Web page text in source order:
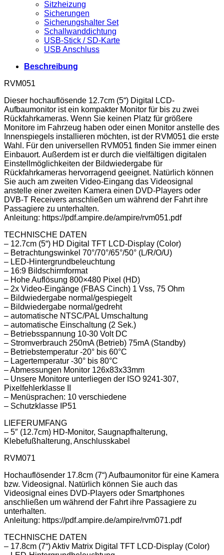
Sitzheizung
Sicherungen
Sicherungshalter Set
Schallwanddichtung
USB-Stick / SD-Karte
USB Anschluss
Beschreibung
RVM051
Dieser hochauflösende 12.7cm (5“) Digital LCD-
Aufbaumonitor ist ein kompakter Monitor für bis zu zwei
Rückfahrkameras. Wenn Sie keinen Platz für größere
Monitore im Fahrzeug haben oder einen Monitor anstelle des
Innenspiegels installieren möchten, ist der RVM051 die erste
Wahl. Für den universellen RVM051 finden Sie immer einen
Einbauort. Außerdem ist er durch die vielfältigen digitalen
Einstellmöglichkeiten der Bildwiedergabe für
Rückfahrkameras hervorragend geeignet. Natürlich können
Sie auch am zweiten Video-Eingang das Videosignal
anstelle einer zweiten Kamera einen DVD-Players oder
DVB-T Receivers anschließen um während der Fahrt ihre
Passagiere zu unterhalten.
Anleitung: https://pdf.ampire.de/ampire/rvm051.pdf
TECHNISCHE DATEN
– 12.7cm (5“) HD Digital TFT LCD-Display (Color)
– Betrachtungswinkel 70°/70°/65°/50° (L/R/O/U)
– LED-Hintergrundbeleuchtung
– 16:9 Bildschirmformat
– Hohe Auflösung 800×480 Pixel (HD)
– 2x Video-Eingänge (FBAS Cinch) 1 Vss, 75 Ohm
– Bildwiedergabe normal/gespiegelt
– Bildwiedergabe normal/gedreht
– automatische NTSC/PAL Umschaltung
– automatische Einschaltung (2 Sek.)
– Betriebsspannung 10-30 Volt DC
– Stromverbrauch 250mA (Betrieb) 75mA (Standby)
– Betriebstemperatur -20° bis 60°C
– Lagertemperatur -30° bis 80°C
– Abmessungen Monitor 126x83x33mm
– Unsere Monitore unterliegen der ISO 9241-307,
Pixelfehlerklasse II
– Menüsprachen: 10 verschiedene
– Schutzklasse IP51
LIEFERUMFANG
– 5″ (12.7cm) HD-Monitor, Saugnapfhalterung,
Klebefußhalterung, Anschlusskabel
RVM071
Hochauflösender 17.8cm (7“) Aufbaumonitor für eine Kamera
bzw. Videosignal. Natürlich können Sie auch das
Videosignal eines DVD-Players oder Smartphones
anschließen um während der Fahrt ihre Passagiere zu
unterhalten.
Anleitung: https://pdf.ampire.de/ampire/rvm071.pdf
TECHNISCHE DATEN
– 17.8cm (7“) Aktiv Matrix Digital TFT LCD-Display (Color)